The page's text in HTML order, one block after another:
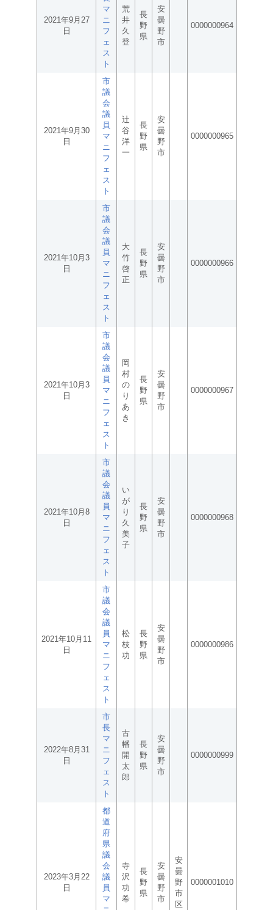
2021年9月27
日
マ
ニ
フ
ェ
ス
ト
荒
井
久
登
長
野
県
安
曇
野
市
0000000964
2021年9月30
日
市
議
会
議
員
マ
ニ
フ
ェ
ス
ト
辻
谷
洋
一
長
野
県
安
曇
野
市
0000000965
2021年10月3
日
市
議
会
議
員
マ
ニ
フ
ェ
ス
ト
大
竹
啓
正
長
野
県
安
曇
野
市
0000000966
2021年10月3
日
市
議
会
議
員
マ
ニ
フ
ェ
ス
ト
岡
村
の
り
あ
き
長
野
県
安
曇
野
市
0000000967
2021年10月8
日
市
議
会
議
員
マ
ニ
フ
ェ
ス
ト
い
が
り
久
美
子
長
野
県
安
曇
野
市
0000000968
2021年10月11
日
市
議
会
議
員
マ
ニ
フ
ェ
ス
ト
松
枝
功
長
野
県
安
曇
野
市
0000000986
2022年8月31
日
市
長
マ
ニ
フ
ェ
ス
ト
古
幡
開
太
郎
長
野
県
安
曇
野
市
0000000999
2023年3月22
日
都
道
府
県
議
会
議
員
マ
寺
沢
功
希
長
野
県
安
曇
野
市
安
曇
野
市
区
0000001010